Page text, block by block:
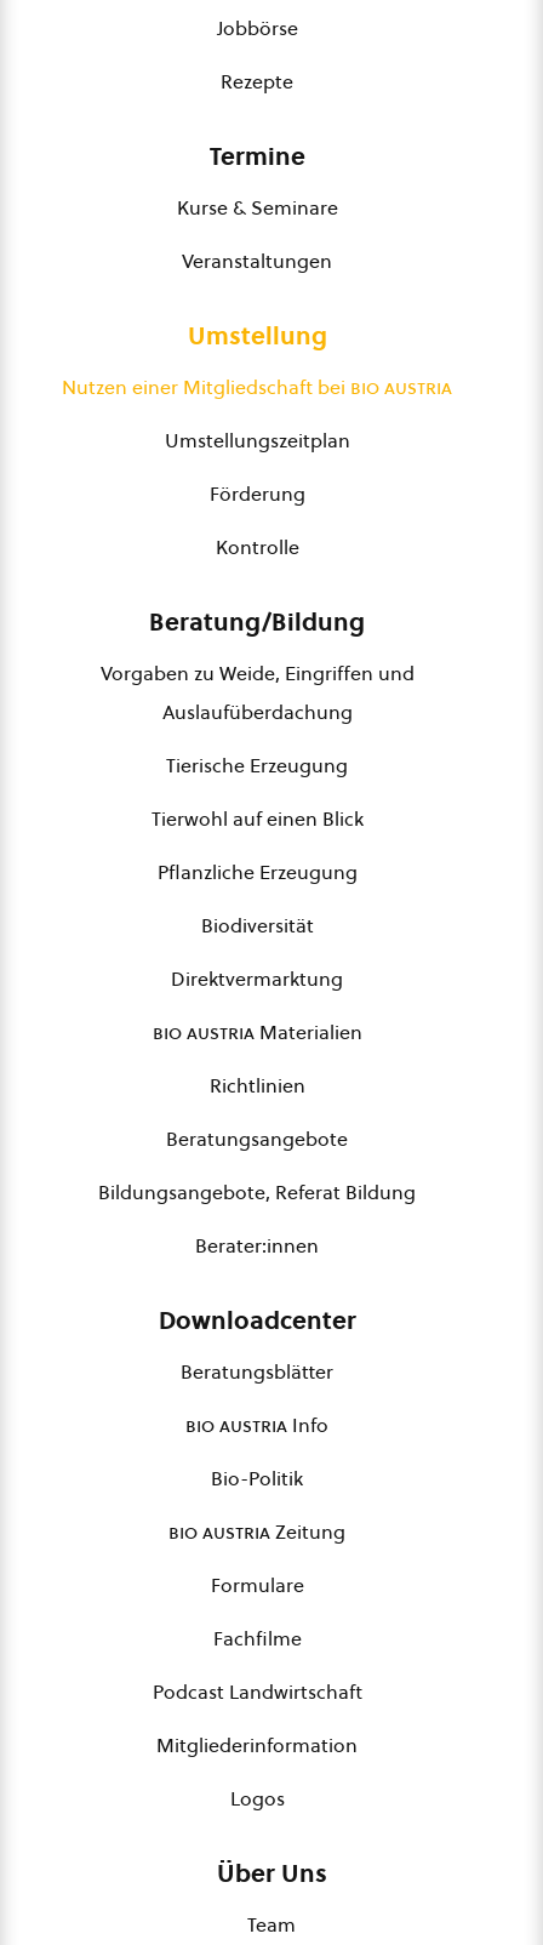
Jobbörse
Rezepte
Termine
Kurse & Seminare
Veranstaltungen
Umstellung
Nutzen einer Mitgliedschaft bei bio austria
Umstellungszeitplan
Förderung
Kontrolle
Beratung/Bildung
Vorgaben zu Weide, Eingriffen und
Auslaufüberdachung
Tierische Erzeugung
Tierwohl auf einen Blick
Pflanzliche Erzeugung
Biodiversität
Direktvermarktung
bio austriaMaterialien
Richtlinien
Beratungsangebote
Bildungsangebote, Referat Bildung
Berater:innen
Downloadcenter
Beratungsblätter
bio austria Info
Bio-Politik
bio austriaZeitung
Formulare
Fachfilme
Podcast Landwirtschaft
Mitgliederinformation
Logos
Über Uns
Team